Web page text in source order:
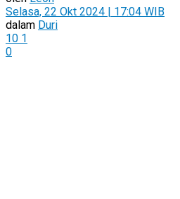
Selasa, 22 Okt 2024 | 17:04 WIB
dalam Duri
10 1
0